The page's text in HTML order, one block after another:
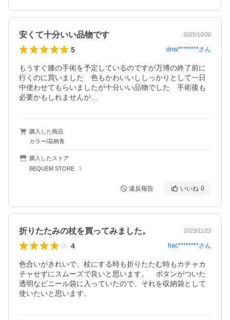
安くて十分いい品物です 2025/10/20
5 dnw********さん
もうすぐ膝の手術を予定しているのですが万博の終了前に
行くのに買いました　色もかわいいししっかりとして一日
中使わせてもらいましたが十分いい品物でした　手術後も
必要かもしれませんが…
購入した商品
カラー/花柄青
購入したストア
BEQUEM STORE
違反報告 いいね 0
折りたたみの杖を買ってみました。 2023/11/23
4 hac********さん
色合いがきれいで、杖にする時も折りたたむ時もカチャカ
チャせずにスムーズで良いと思います。　ボタンがついた
透明なビニール袋に入っていたので、それを収納袋として
使いたいと思います。